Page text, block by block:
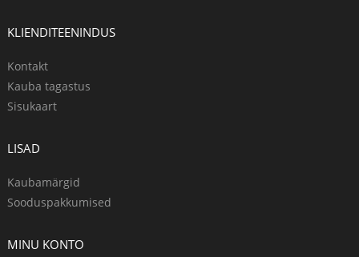
KLIENDITEENINDUS
Kontakt
Kauba tagastus
Sisukaart
LISAD
Kaubamärgid
Sooduspakkumised
MINU KONTO